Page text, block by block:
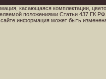
касающаяся комплектации,
положениями Статьи 437 ГК
информация может быть